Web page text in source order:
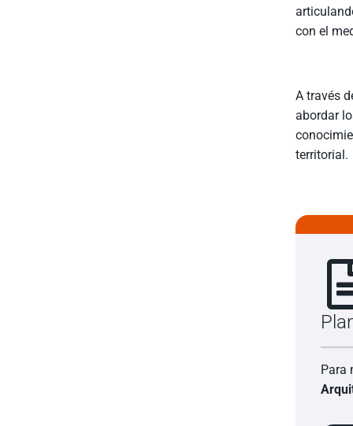
con el
A través
abordar
territorial.
Para